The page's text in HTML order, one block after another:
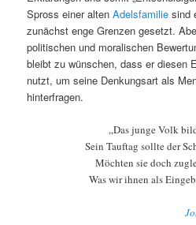
Spross einer altenAdelsfamilie sind
zunächst enge Grenzen gesetzt.
politischen und moralischen
bleibt zu wünschen, dass er diesen
nutzt, um seine Denkungsart als
hinterfragen.
„Das junge Volk
Sein Tauftag sollte der
Möchten sie doch
Was wir ihnen als